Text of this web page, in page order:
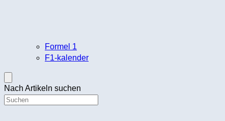
Formel 1
F1-kalender
Nach Artikeln suchen